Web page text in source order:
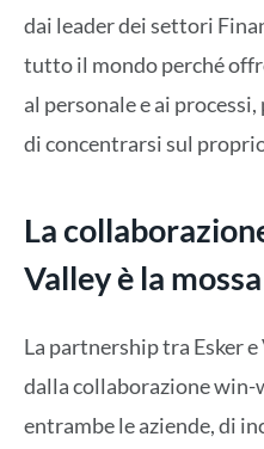
dai leader dei settori
tutto il mondo perché
al personale e ai
di concentrarsi sul
La
Valley è la
La partnership tra Esker
dalla collaborazione win-
entrambe le aziende, di